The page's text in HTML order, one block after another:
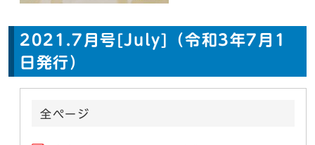
2021.7月号[July]（令和3年7月1
日発行）
全ぺージ